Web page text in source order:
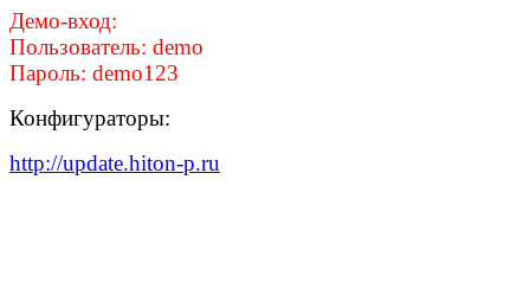
Демо-вход:
Пользователь: demo
Пароль: demo123
Конфигураторы:
http://update.hiton-p.ru